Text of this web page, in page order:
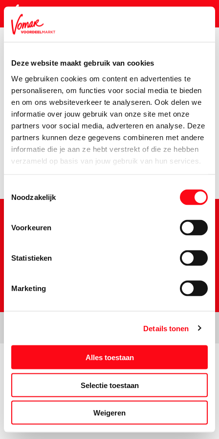
Deze website maakt gebruik van cookies
We gebruiken cookies om content en advertenties te
personaliseren, om functies voor social media te bieden
en om ons websiteverkeer te analyseren. Ook delen we
informatie over jouw gebruik van onze site met onze
partners voor social media, adverteren en analyse. Deze
partners kunnen deze gegevens combineren met andere
informatie die je aan ze hebt verstrekt of die ze hebben
verzameld op basis van jouw gebruik van hun services.
Noodzakelijk
Voorkeuren
Statistieken
Marketing
Details tonen
Alles toestaan
Selectie toestaan
Weigeren
KIK-kaart
Pincode vergeten
Persoonlijk KIK-account
Baby & Kind
Kindervoeding
Babyverzorging
Prijs- en tekstwijzigingen onder voorbehoud. Aanbiedingen op deze
website zijn niet bestemd voor grootverbruikers en/of wederverkopers.